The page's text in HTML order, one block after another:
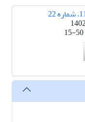
15-50